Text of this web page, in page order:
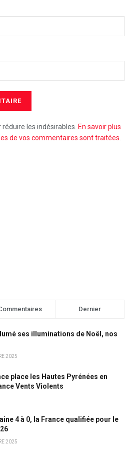
les indésirables. En savoir plus
de vos commentaires sont traitées.
Dernier
ses illuminations de Noël, nos
2025
place les Hautes Pyrénées en
Vents Violents
4 à 0, la France qualifiée pour le
2025